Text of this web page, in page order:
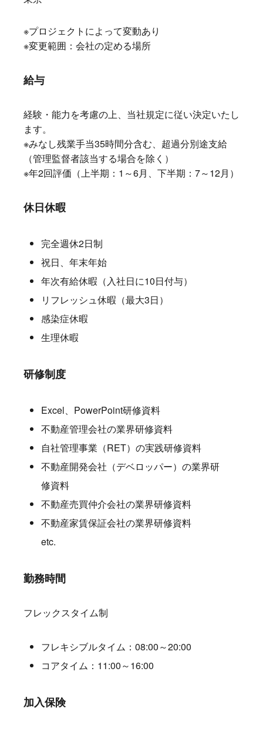
※プロジェクトによって変動あり
※変更範囲：会社の定める場所
給与
経験・能力を考慮の上、当社規定に従い決定いたし
ます。
※みなし残業手当35時間分含む、超過分別途支給
（管理監督者該当する場合を除く）
※年2回評価（上半期：1～6月、下半期：7～12月）
休日休暇
完全週休2日制
祝日、年末年始
年次有給休暇（入社日に10日付与）
リフレッシュ休暇（最大3日）
感染症休暇
生理休暇
研修制度
Excel、PowerPoint研修資料
不動産管理会社の業界研修資料
自社管理事業（RET）の実践研修資料
不動産開発会社（デベロッパー）の業界研
修資料
不動産売買仲介会社の業界研修資料
不動産家賃保証会社の業界研修資料
etc.
勤務時間
フレックスタイム制
フレキシブルタイム：08:00～20:00
コアタイム：11:00～16:00
加入保険